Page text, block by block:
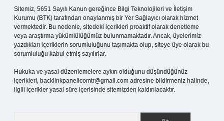
Sitemiz, 5651 Sayılı Kanun gereğince Bilgi Teknolojileri ve İletişim
Kurumu (BTK) tarafından onaylanmış bir Yer Sağlayıcı olarak hizmet
vermektedir. Bu nedenle, sitedeki içerikleri proaktif olarak denetleme
veya araştırma yükümlülüğümüz bulunmamaktadır. Ancak, üyelerimiz
yazdıkları içeriklerin sorumluluğunu taşımakta olup, siteye üye olarak bu
sorumluluğu kabul etmiş sayılırlar.
Hukuka ve yasal düzenlemelere aykırı olduğunu düşündüğünüz
içerikleri, backlinkpanelicomtr@gmail.com adresine bildirmeniz halinde,
ilgili içerikler yasal süre içerisinde sitemizden kaldırılacaktır.